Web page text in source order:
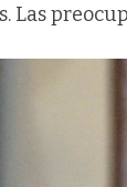
Las